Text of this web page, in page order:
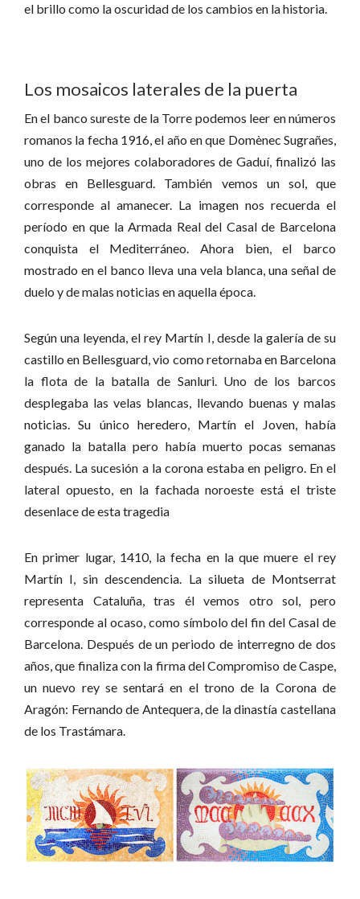
el brillo como la oscuridad de los cambios en la historia.
Los mosaicos laterales de la puerta
En el banco sureste de la Torre podemos leer en números
romanos la fecha 1916, el año en que Domènec Sugrañes,
uno de los mejores colaboradores de Gaduí, finalizó las
obras en Bellesguard. También vemos un sol, que
corresponde al amanecer. La imagen nos recuerda el
período en que la Armada Real del Casal de Barcelona
conquista el Mediterráneo. Ahora bien, el barco
mostrado en el banco lleva una vela blanca, una señal de
duelo y de malas noticias en aquella época.
Según una leyenda, el rey Martín I, desde la galería de su
castillo en Bellesguard, vio como retornaba en Barcelona
la flota de la batalla de Sanluri. Uno de los barcos
desplegaba las velas blancas, llevando buenas y malas
noticias. Su único heredero, Martín el Joven, había
ganado la batalla pero había muerto pocas semanas
después. La sucesión a la corona estaba en peligro. En el
lateral opuesto, en la fachada noroeste está el triste
desenlace de esta tragedia
En primer lugar, 1410, la fecha en la que muere el rey
Martín I, sin descendencia. La silueta de Montserrat
representa Cataluña, tras él vemos otro sol, pero
corresponde al ocaso, como símbolo del fin del Casal de
Barcelona. Después de un periodo de interregno de dos
años, que finaliza con la firma del Compromiso de Caspe,
un nuevo rey se sentará en el trono de la Corona de
Aragón: Fernando de Antequera, de la dinastía castellana
de los Trastámara.